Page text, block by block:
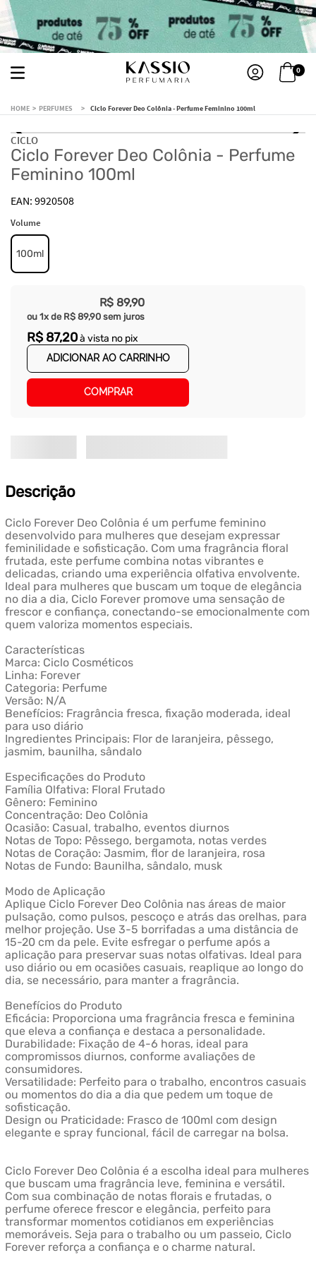
0
PERFUMES Ciclo Forever Deo Colônia - Perfume Feminino 100ml
CICLO
Ciclo Forever Deo Colônia - Perfume
Feminino 100ml
9920508
Volume
100ml
R$ 89,90
ou 1x de R$ 89,90 sem juros
R$ 87,20à vista no pix
ADICIONAR AO CARRINHO
COMPRAR
Descrição
Ciclo Forever Deo Colônia é um perfume feminino
desenvolvido para mulheres que desejam expressar
feminilidade e sofisticação. Com uma fragrância floral
frutada, este perfume combina notas vibrantes e
delicadas, criando uma experiência olfativa envolvente.
Ideal para mulheres que buscam um toque de elegância
no dia a dia, Ciclo Forever promove uma sensação de
frescor e confiança, conectando-se emocionalmente com
quem valoriza momentos especiais.
Características
Marca: Ciclo Cosméticos
Linha: Forever
Categoria: Perfume
Versão: N/A
Benefícios: Fragrância fresca, fixação moderada, ideal
para uso diário
Ingredientes Principais: Flor de laranjeira, pêssego,
jasmim, baunilha, sândalo
Especificações do Produto
Família Olfativa: Floral Frutado
Gênero: Feminino
Concentração: Deo Colônia
Ocasião: Casual, trabalho, eventos diurnos
Notas de Topo: Pêssego, bergamota, notas verdes
Notas de Coração: Jasmim, flor de laranjeira, rosa
Notas de Fundo: Baunilha, sândalo, musk
Modo de Aplicação
Aplique Ciclo Forever Deo Colônia nas áreas de maior
pulsação, como pulsos, pescoço e atrás das orelhas, para
melhor projeção. Use 3-5 borrifadas a uma distância de
15-20 cm da pele. Evite esfregar o perfume após a
aplicação para preservar suas notas olfativas. Ideal para
uso diário ou em ocasiões casuais, reaplique ao longo do
dia, se necessário, para manter a fragrância.
Benefícios do Produto
Eficácia: Proporciona uma fragrância fresca e feminina
que eleva a confiança e destaca a personalidade.
Durabilidade: Fixação de 4-6 horas, ideal para
compromissos diurnos, conforme avaliações de
consumidores.
Versatilidade: Perfeito para o trabalho, encontros casuais
ou momentos do dia a dia que pedem um toque de
sofisticação.
Design ou Praticidade: Frasco de 100ml com design
elegante e spray funcional, fácil de carregar na bolsa.
Ciclo Forever Deo Colônia é a escolha ideal para mulheres
que buscam uma fragrância leve, feminina e versátil.
Com sua combinação de notas florais e frutadas, o
perfume oferece frescor e elegância, perfeito para
transformar momentos cotidianos em experiências
memoráveis. Seja para o trabalho ou um passeio, Ciclo
Forever reforça a confiança e o charme natural.